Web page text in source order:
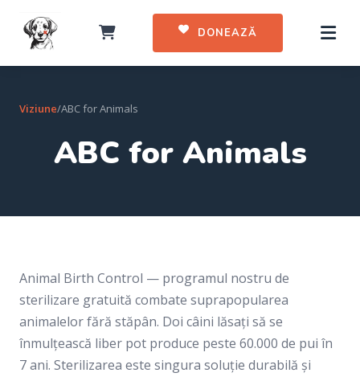
DONEAZĂ
Viziune/ABC for Animals
ABC for Animals
Animal Birth Control — programul nostru de
sterilizare gratuită combate suprapopularea
animalelor fără stăpân. Doi câini lăsați să se
înmulțească liber pot produce peste 60.000 de pui în
7 ani. Sterilizarea este singura soluție durabilă și